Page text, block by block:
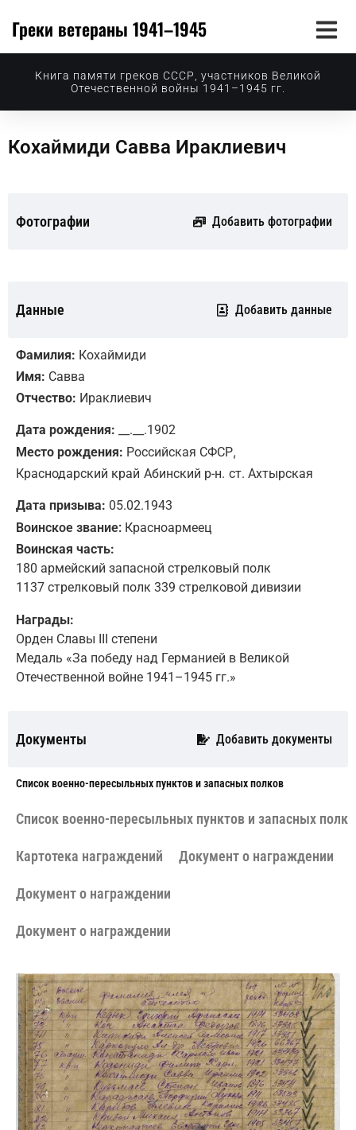
Греки ветераны 1941–1945
Книга памяти греков СССР, участников Великой
Отечественной войны 1941–1945 гг.
Кохаймиди Савва Ираклиевич
Фотографии Добавить фотографии
Данные Добавить данные
Фамилия: Кохаймиди
Имя: Савва
Отчество: Ираклиевич
Дата рождения: __.__.1902
Место рождения: Российская СФСР,
Краснодарский край Абинский р-н. ст. Ахтырская
Дата призыва: 05.02.1943
Воинское звание: Красноармеец
Воинская часть:
180 армейский запасной стрелковый полк
1137 стрелковый полк 339 стрелковой дивизии
Награды:
Орден Славы III степени
Медаль «За победу над Германией в Великой
Отечественной войне 1941–1945 гг.»
Документы Добавить документы
Cписок военно-пересыльных пунктов и запасных полков
Cписок военно-пересыльных пунктов и запасных
Картотека награждений Документ о награждении
Документ о награждении
Документ о награждении